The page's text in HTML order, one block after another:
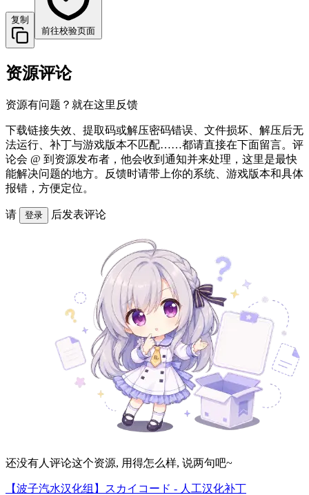
复制
前往校验页面
资源评论
资源有问题？就在这里反馈
下载链接失效、提取码或解压密码错误、文件损坏、解压后无
法运行、补丁与游戏版本不匹配……都请直接在下面留言。评
论会 @ 到资源发布者，他会收到通知并来处理，这里是最快
能解决问题的地方。反馈时请带上你的系统、游戏版本和具体
报错，方便定位。
请 登录 后发表评论
还没有人评论这个资源, 用得怎么样, 说两句吧~
【波子汽水汉化组】スカイコード - 人工汉化补丁